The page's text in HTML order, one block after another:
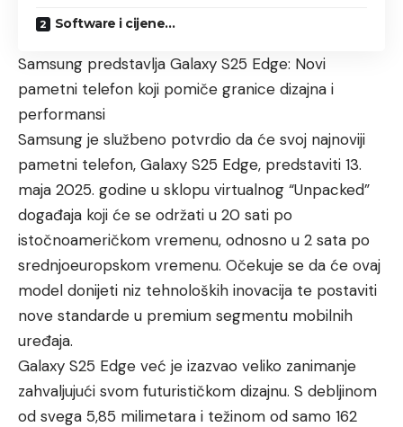
Software i cijene…
Samsung predstavlja Galaxy S25 Edge: Novi
pametni telefon koji pomiče granice dizajna i
performansi
Samsung je službeno potvrdio da će svoj najnoviji
pametni telefon, Galaxy S25 Edge, predstaviti 13.
maja 2025. godine u sklopu virtualnog “Unpacked”
događaja koji će se održati u 20 sati po
istočnoameričkom vremenu, odnosno u 2 sata po
srednjoeuropskom vremenu. Očekuje se da će ovaj
model donijeti niz tehnoloških inovacija te postaviti
nove standarde u premium segmentu mobilnih
uređaja.
Galaxy S25 Edge već je izazvao veliko zanimanje
zahvaljujući svom futurističkom dizajnu. S debljinom
od svega 5,85 milimetara i težinom od samo 162